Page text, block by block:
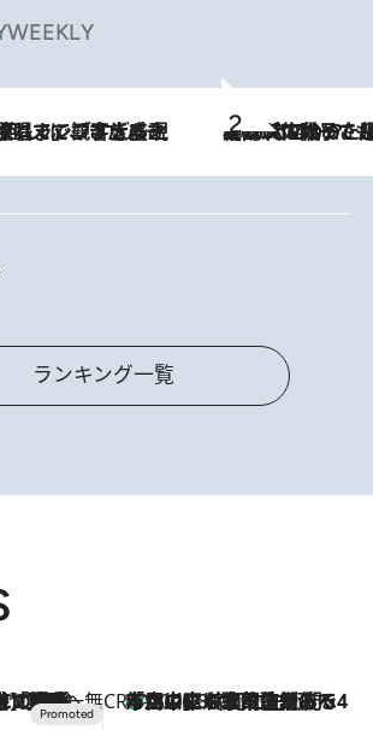
WEEKLY
2026.8.5
【阿川佐和子さんの年とる力】なぜ70代で始めた趣味は“こんなに楽しい”のか？ ピアノ、俳句…スランプに陥っても続けられる“ある秘訣”とは
ランキング一覧
発見が待つ場所へ
暑地「星野温泉 トンボの湯」で体験 CREA'S CHOICE
2026.8.7
「立川にも歌舞伎があるんだよ」 片岡仁左衛門・市川中車ら豪華座組みで4年目の立川立飛歌舞伎へ